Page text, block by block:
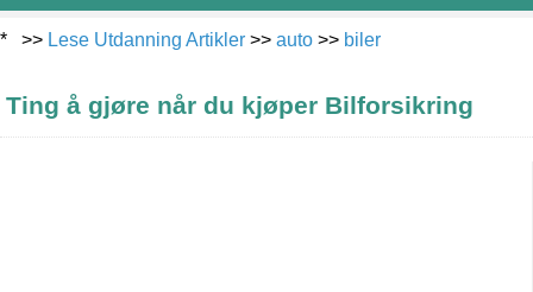
* >> Lese Utdanning Artikler >> auto >> biler
Ting å gjøre når du kjøper Bilforsikring